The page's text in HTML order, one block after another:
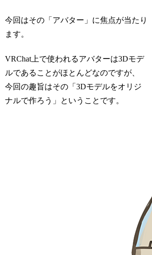
今回はその「アバター」に焦点が当たり
ます。
VRChat上で使われるアバターは3Dモデ
ルであることがほとんどなのですが、
今回の趣旨はその「3Dモデルをオリジ
ナルで作ろう」ということです。